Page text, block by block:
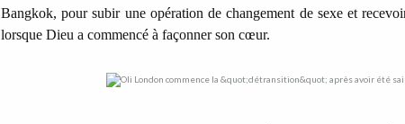
Bangkok, pour subir une opération de changement de sexe et
lorsque Dieu a commencé à façonner son cœur.